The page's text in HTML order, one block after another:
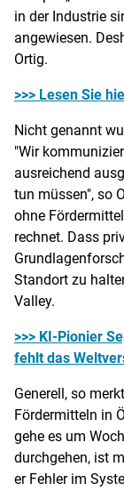
in der Industrie
angewiesen.
Ortig.
>>> Lesen Sie
Nicht genannt
"Wir
ausreichend
tun müssen", so
ohne
rechnet. Dass
Standort zu
Valley.
>>> KI-Pionier
fehlt das
Generell, so
Fördermitteln in
gehe es um
durchgehen, ist
er Fehler im